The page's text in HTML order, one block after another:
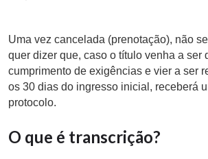
Uma vez cancelada (prenotação), não
quer dizer que, caso o título venha a ser
cumprimento de exigências e vier a ser
os 30 dias do ingresso inicial, receberá
protocolo.
O que é transcrição?